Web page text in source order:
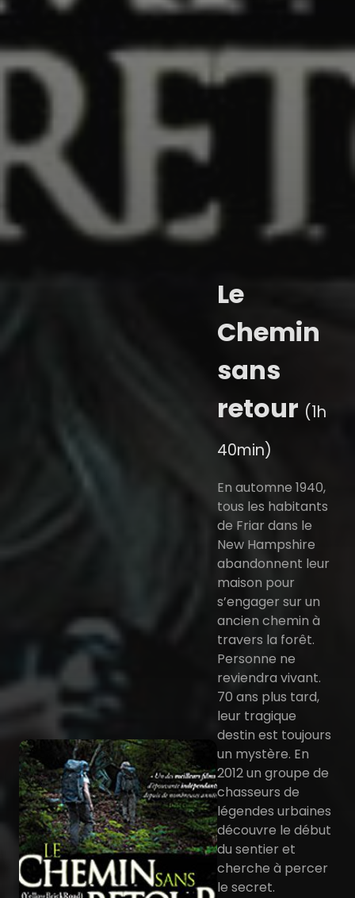
Le
Chemin
sans
retour (1h
40min)
En automne 1940,
tous les habitants
de Friar dans le
New Hampshire
abandonnent leur
maison pour
s’engager sur un
ancien chemin à
travers la forêt.
Personne ne
reviendra vivant.
70 ans plus tard,
leur tragique
destin est toujours
un mystère. En
2012 un groupe de
chasseurs de
légendes urbaines
découvre le début
du sentier et
cherche à percer
le secret.